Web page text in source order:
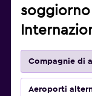
Compagnie di
Aeroporti